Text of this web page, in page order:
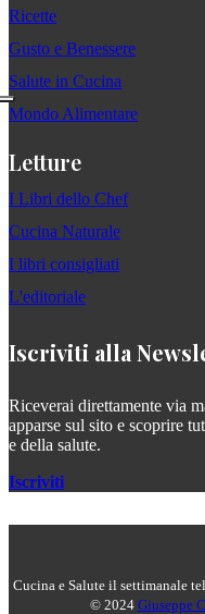
Ricette
Gusto e Benessere
Salute in Cucina
Mondo Alimentare
Letture
I Libri dello Chef
Cucina Naturale
I libri consigliati
L'editoriale
Iscriviti alla
Riceverai direttamente via
apparse sul sito e scoprire
e della salute.
Iscriviti
Cucina e Salute il settimanale
© 2024 Giuseppe